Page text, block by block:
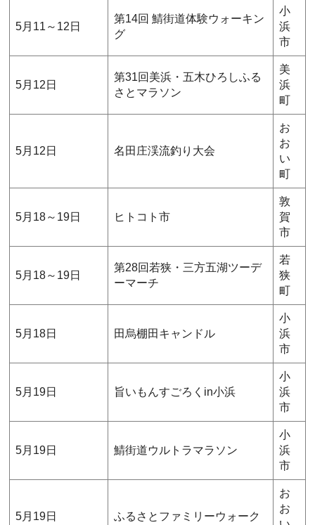
5月11～12日
第14回 鯖街道体験ウォーキン
グ
小
浜
市
5月12日
第31回美浜・五木ひろしふる
さとマラソン
美
浜
町
5月12日 名田庄渓流釣り大会
お
お
い
町
5月18～19日 ヒトコト市
敦
賀
市
5月18～19日
第28回若狭・三方五湖ツーデ
ーマーチ
若
狭
町
5月18日 田烏棚田キャンドル
小
浜
市
5月19日 旨いもんすごろくin小浜
小
浜
市
5月19日 鯖街道ウルトラマラソン
小
浜
市
5月19日 ふるさとファミリーウォーク
お
お